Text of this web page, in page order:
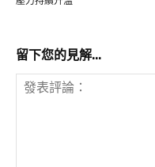
留下您的見解...